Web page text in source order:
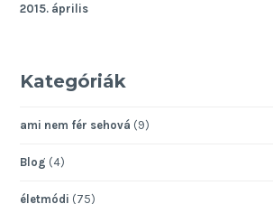
2015. április
Kategóriák
ami nem fér sehová (9)
Blog (4)
életmódi (75)